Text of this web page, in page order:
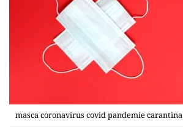
masca coronavirus covid pandemie carantina